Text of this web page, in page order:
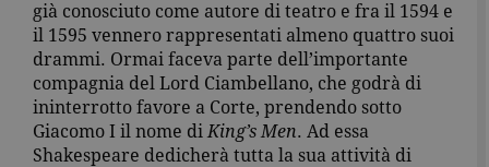
già conosciuto come autore di teatro e fra il 1594 e
il 1595 vennero rappresentati almeno quattro suoi
drammi. Ormai faceva parte dell’importante
compagnia del Lord Ciambellano, che godrà di
ininterrotto favore a Corte, prendendo sotto
Giacomo I il nome diKing’s Men. Ad essa
Shakespeare dedicherà tutta la sua attività di